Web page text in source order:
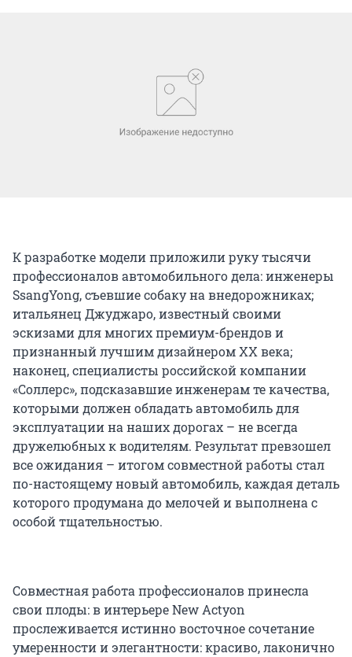
К разработке модели приложили руку тысячи
профессионалов автомобильного дела: инженеры
SsangYong, съевшие собаку на внедорожниках;
итальянец Джуджаро, известный своими
эскизами для многих премиум-брендов и
признанный лучшим дизайнером XX века;
наконец, специалисты российской компании
«Соллерс», подсказавшие инженерам те качества,
которыми должен обладать автомобиль для
эксплуатации на наших дорогах – не всегда
дружелюбных к водителям. Результат превзошел
все ожидания – итогом совместной работы стал
по-настоящему новый автомобиль, каждая деталь
которого продумана до мелочей и выполнена с
особой тщательностью.
Совместная работа профессионалов принесла
свои плоды: в интерьере New Actyon
прослеживается истинно восточное сочетание
умеренности и элегантности: красиво, лаконично